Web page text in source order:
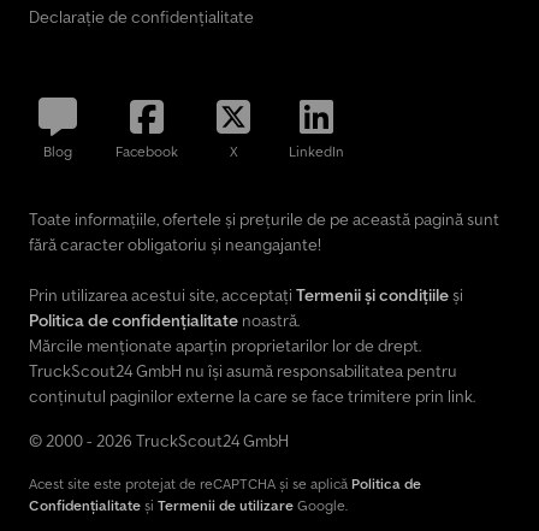
Declarație de confidențialitate
Blog Facebook X LinkedIn
Toate informațiile, ofertele și prețurile de pe această pagină sunt
fără caracter obligatoriu și neangajante!
Prin utilizarea acestui site, acceptați Termenii și condițiileși
Politica de confidențialitate noastră.
Mărcile menționate aparțin proprietarilor lor de drept.
TruckScout24 GmbH nu își asumă responsabilitatea pentru
conținutul paginilor externe la care se face trimitere prin link.
© 2000 - 2026 TruckScout24 GmbH
Acest site este protejat de reCAPTCHA și se aplică Politica de
Confidențialitate și Termenii de utilizare Google.